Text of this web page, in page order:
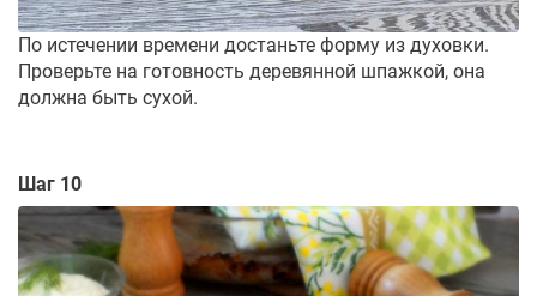
По истечении времени достаньте форму из духовки.
Проверьте на готовность деревянной шпажкой, она
должна быть сухой.
Шаг 10